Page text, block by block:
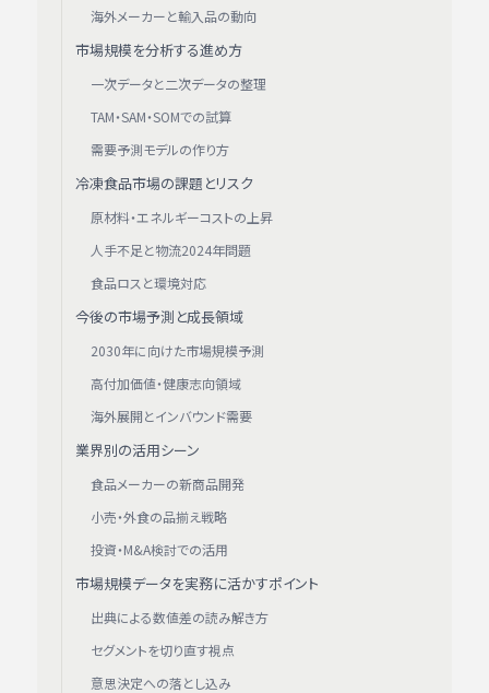
海外メーカーと輸入品の動向
市場規模を分析する進め方
一次データと二次データの整理
TAM・SAM・SOMでの試算
需要予測モデルの作り方
冷凍食品市場の課題とリスク
原材料・エネルギーコストの上昇
人手不足と物流2024年問題
食品ロスと環境対応
今後の市場予測と成長領域
2030年に向けた市場規模予測
高付加価値・健康志向領域
海外展開とインバウンド需要
業界別の活用シーン
食品メーカーの新商品開発
小売・外食の品揃え戦略
投資・M&A検討での活用
市場規模データを実務に活かすポイント
出典による数値差の読み解き方
セグメントを切り直す視点
意思決定への落とし込み